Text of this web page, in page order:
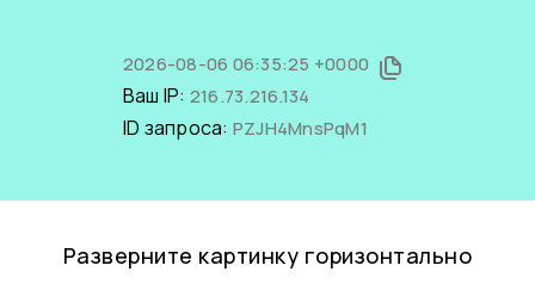
2026-08-06 06:35:25 +0000
Ваш IP: 216.73.216.134
ID запроса: PZJH4MnsPqM1
Разверните картинку горизонтально